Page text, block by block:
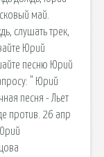
май.
слушать трек,
Юрий
песню Юрий
" Юрий
песня - Льет
против. 26 апр